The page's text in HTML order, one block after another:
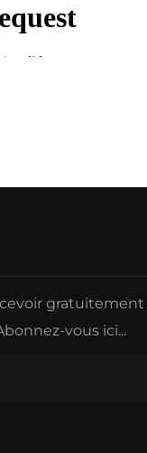
vous ici...